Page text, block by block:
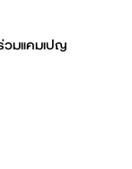
วมแคมเปญ